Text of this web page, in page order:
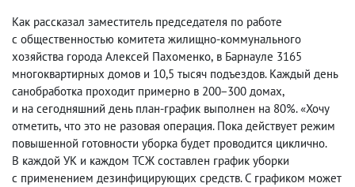
Как рассказал заместитель председателя по работе
с общественностью комитета жилищно-коммунального
хозяйства города Алексей Пахоменко, в Барнауле 3165
многоквартирных домов и 10,5 тысяч подъездов. Каждый день
санобработка проходит примерно в 200−300 домах,
и на сегодняшний день план-график выполнен на 80%. «Хочу
отметить, что это не разовая операция. Пока действует режим
повышенной готовности уборка будет проводится циклично.
В каждой УК и каждом ТСЖ составлен график уборки
с применением дезинфицирующих средств. С графиком может